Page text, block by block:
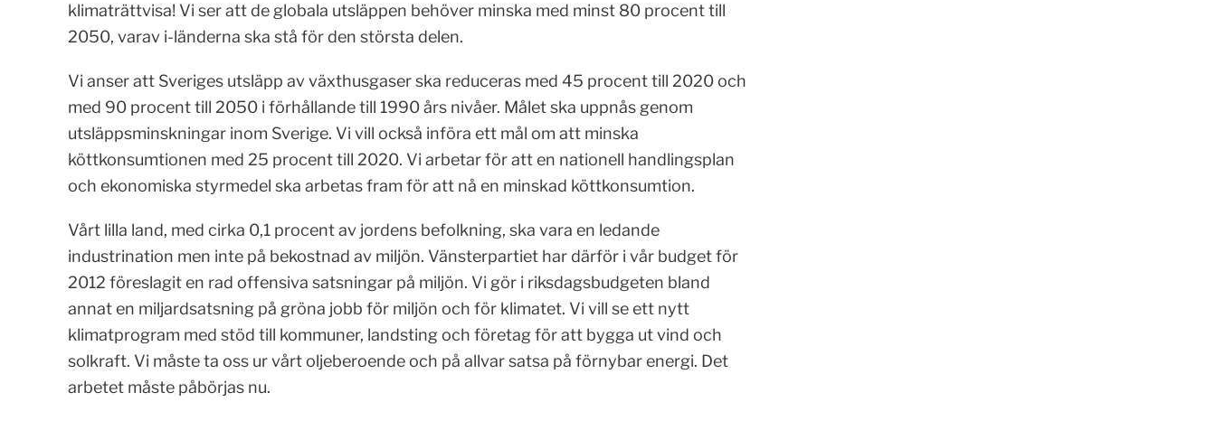
klimaträttvisa! Vi ser att de globala utsläppen behöver minska med minst 80 procent till
2050, varav i-länderna ska stå för den största delen.
Vi anser att Sveriges utsläpp av växthusgaser ska reduceras med 45 procent till 2020 och
med 90 procent till 2050 i förhållande till 1990 års nivåer. Målet ska uppnås genom
utsläppsminskningar inom Sverige. Vi vill också införa ett mål om att minska
köttkonsumtionen med 25 procent till 2020. Vi arbetar för att en nationell handlingsplan
och ekonomiska styrmedel ska arbetas fram för att nå en minskad köttkonsumtion.
Vårt lilla land, med cirka 0,1 procent av jordens befolkning, ska vara en ledande
industrination men inte på bekostnad av miljön. Vänsterpartiet har därför i vår budget för
2012 föreslagit en rad offensiva satsningar på miljön. Vi gör i riksdagsbudgeten bland
annat en miljardsatsning på gröna jobb för miljön och för klimatet. Vi vill se ett nytt
klimatprogram med stöd till kommuner, landsting och företag för att bygga ut vind och
solkraft. Vi måste ta oss ur vårt oljeberoende och på allvar satsa på förnybar energi. Det
arbetet måste påbörjas nu.